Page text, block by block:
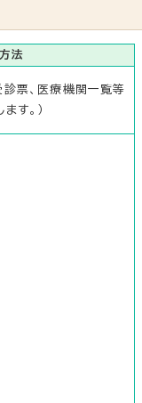
法
票、医療機関一覧等
す。）